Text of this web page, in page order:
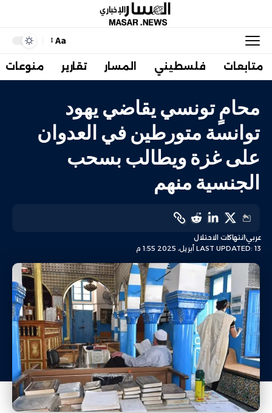
Aa
متابعات فلسطيني المسار تقارير منوعات
محامٍ تونسي يقاضي يهود
توانسة متورطين في العدوان
على غزة ويطالب بسحب
الجنسية منهم
LAST UPDATED: 13 أبريل، 2025 1:55 م
عربيانتهاكات الاحتلال